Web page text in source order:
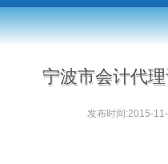
宁波市会计代
发布时间:2015-